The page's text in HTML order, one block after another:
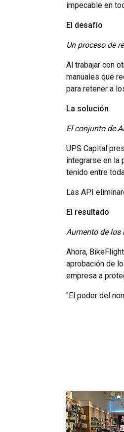
impecable en
El desafío
Un proceso de
Al trabajar con
manuales que
para retener a
La solución
El conjunto de
UPS Capital
integrarse en la
tenido entre
Las API
El resultado
Aumento de los
Ahora,
aprobación de
empresa a
"El poder del